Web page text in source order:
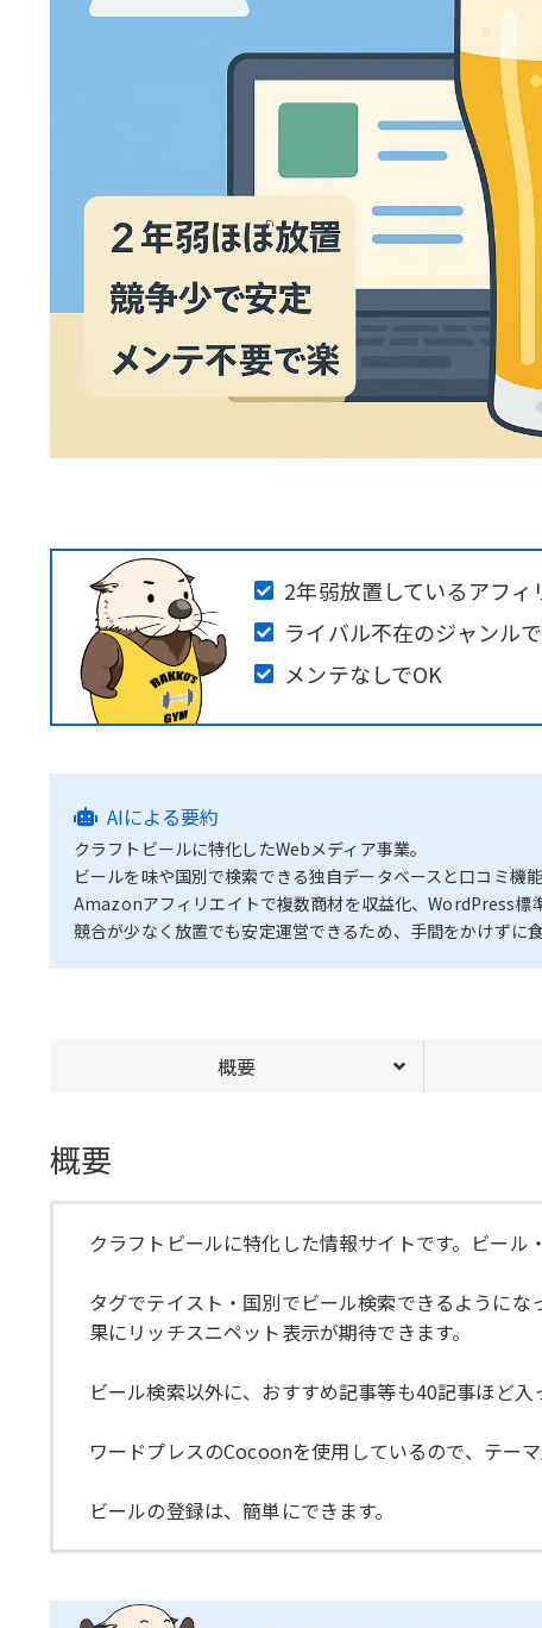
2年弱放置しているアフィ
ライバル不在のジャンル
メンテなしでOK
AIによる要約
クラフトビールに特化したWebメディア事業。
ビールを味や国別で検索できる独自データベースと口コミ機
Amazonアフィリエイトで複数商材を収益化、WordPress標
競合が少なく放置でも安定運営できるため、手間をかけずに
概要
概要
クラフトビールに特化した情報サイトです。ビー
タグでテイスト・国別でビール検索できるように
果にリッチスニペット表示が期待できます。
ビール検索以外に、おすすめ記事等も40記事ほど入
ワードプレスのCocoonを使用しているので、テー
ビールの登録は、簡単にできます。